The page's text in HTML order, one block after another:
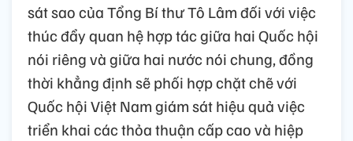
sát sao của Tổng Bí thư Tô Lâm đối với việc
thúc đẩy quan hệ hợp tác giữa hai Quốc hội
nói riêng và giữa hai nước nói chung, đồng
thời khẳng định sẽ phối hợp chặt chẽ với
Quốc hội Việt Nam giám sát hiệu quả việc
triển khai các thỏa thuận cấp cao và hiệp